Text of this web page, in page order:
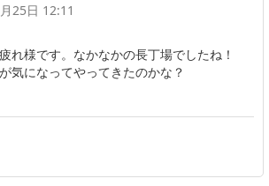
25日 12:11
れ様です。なかなかの長丁場でしたね！
気になってやってきたのかな？